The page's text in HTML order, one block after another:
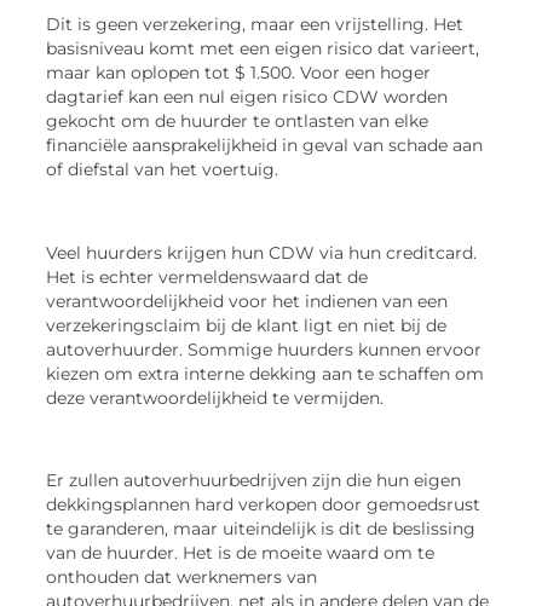
Dit is geen verzekering, maar een vrijstelling. Het
basisniveau komt met een eigen risico dat varieert,
maar kan oplopen tot $ 1.500. Voor een hoger
dagtarief kan een nul eigen risico CDW worden
gekocht om de huurder te ontlasten van elke
financiële aansprakelijkheid in geval van schade aan
of diefstal van het voertuig.
Veel huurders krijgen hun CDW via hun creditcard.
Het is echter vermeldenswaard dat de
verantwoordelijkheid voor het indienen van een
verzekeringsclaim bij de klant ligt en niet bij de
autoverhuurder. Sommige huurders kunnen ervoor
kiezen om extra interne dekking aan te schaffen om
deze verantwoordelijkheid te vermijden.
Er zullen autoverhuurbedrijven zijn die hun eigen
dekkingsplannen hard verkopen door gemoedsrust
te garanderen, maar uiteindelijk is dit de beslissing
van de huurder. Het is de moeite waard om te
onthouden dat werknemers van
autoverhuurbedrijven, net als in andere delen van de